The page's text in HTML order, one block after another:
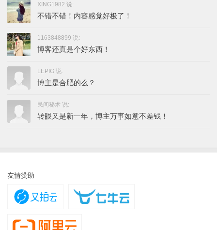
XING1982 说:
不错不错！内容感觉好极了！
1163848899 说:
博客还真是个好东西！
LEPIG 说:
博主是合肥的么？
民间秘术 说:
转眼又是新一年，博主万事如意不差钱！
友情赞助